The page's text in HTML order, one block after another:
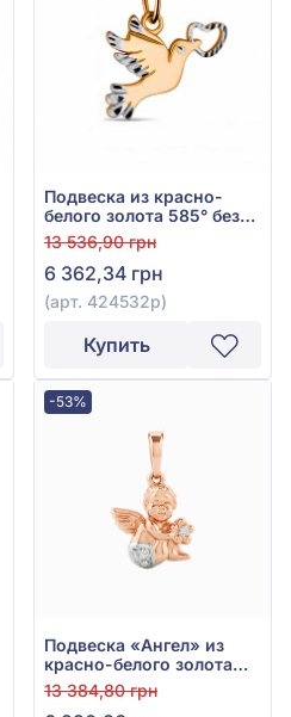
Подвеска из красно-
белого золота 585° без
вставки, арт. 424532р
13 536,90 грн
6 362,34 грн
(арт. 424532р)
Купить
-53%
Подвеска «Ангел» из
красно-белого золота
585° с фианитом, арт.
440465
13 384,80 грн